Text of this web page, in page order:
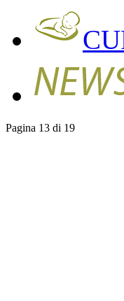
Pagina 13 di 19